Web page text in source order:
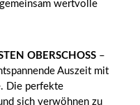
wertvolle
OBERSCHOSS –
Auszeit mit
Die perfekte
sich verwöhnen zu